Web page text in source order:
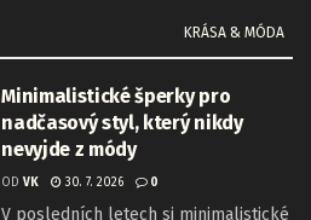
KRÁSA & MÓDA
Minimalistické šperky pro
nadčasový styl, který nikdy
nevyjde z módy
OD VK 30. 7. 2026 0
V posledních letech si minimalistické